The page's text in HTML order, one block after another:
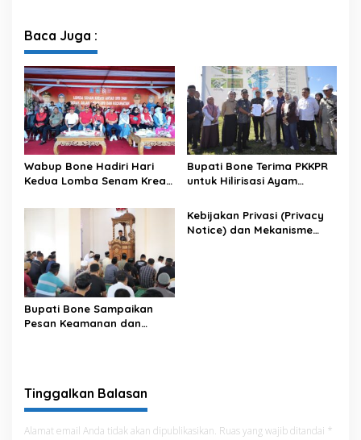
Baca Juga :
Wabup Bone Hadiri Hari
Kedua Lomba Senam Kreasi
Bupati Bone Terima PKKPR
untuk Hilirisasi Ayam
Bupati Bone Sampaikan
Pesan Keamanan dan
Kebijakan Privasi (Privacy
Notice) dan Mekanisme
Tinggalkan Balasan
Alamat email Anda tidak akan dipublikasikan. Ruas yang wajib ditandai *